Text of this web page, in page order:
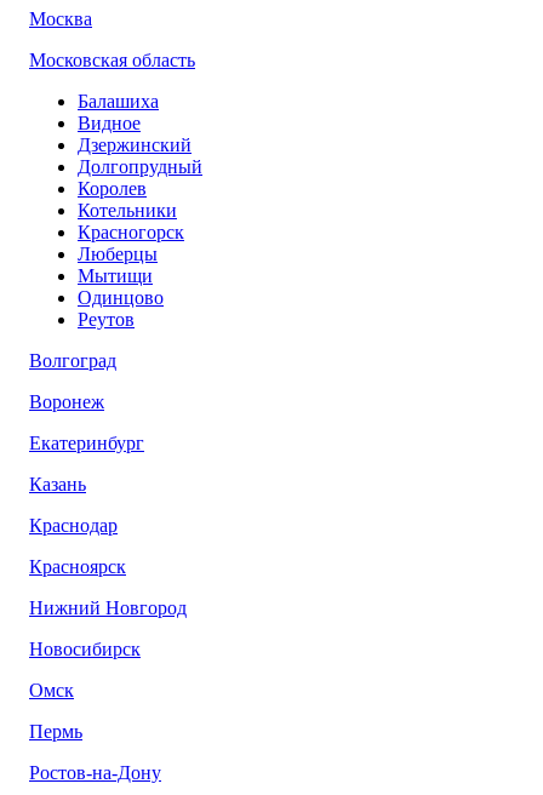
Москва
Московская область
Балашиха
Видное
Дзержинский
Долгопрудный
Королев
Котельники
Красногорск
Люберцы
Мытищи
Одинцово
Реутов
Волгоград
Воронеж
Екатеринбург
Казань
Краснодар
Красноярск
Нижний Новгород
Новосибирск
Омск
Пермь
Ростов-на-Дону